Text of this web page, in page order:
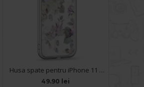
Husa spate pentru iPhone 11 - Silver Case
49.90 lei